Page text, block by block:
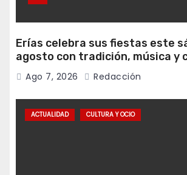
Erías celebra sus fiestas este
agosto con tradición, música y
vecinal
Ago 7, 2026 Redacción
ACTUALIDAD CULTURA Y OCIO